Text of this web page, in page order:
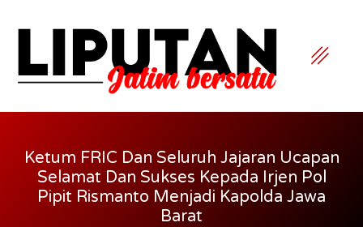
Ketum FRIC Dan Seluruh Jajaran Ucapan
Selamat Dan Sukses Kepada Irjen Pol
Pipit Rismanto Menjadi Kapolda Jawa
Barat